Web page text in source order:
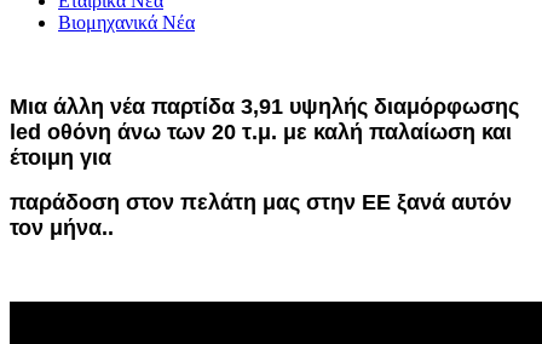
Βιομηχανικά Νέα
Μια άλλη νέα παρτίδα 3,91 υψηλής διαμόρφωσης
led οθόνη άνω των 20 τ.μ. με καλή παλαίωση και
έτοιμη για
παράδοση στον πελάτη μας στην ΕΕ ξανά αυτόν
τον μήνα..